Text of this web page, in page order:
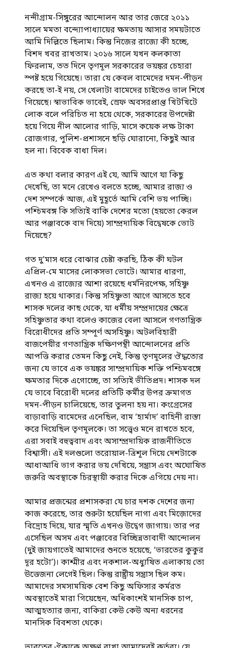
নন্দীগ্রাম-সিঙ্গুরের আন্দোলন আর তার জেরে ২০১১
সালে মমতা বন্দ্যোপাধ্যায়ের ক্ষমতায় আসার সময়টাতে
আমি দিল্লিতে ছিলাম। কিন্তু নিজের রাজ্যে কী হচ্ছে,
বিশদ খবর রাখতাম। ২০১৬ সালে যখন কলকাতা
ফিরলাম, তত দিনে তৃণমূল সরকারের ভয়ঙ্কর চেহারা
স্পষ্ট হয়ে গিয়েছে। তারা যে কেবল বামেদের দমন-পীড়ন
করছে তা-ই নয়, সে খেলাটা বামেদের চাইতেও ভাল শিখে
গিয়েছে। স্বাভাবিক ভাবেই, স্রেফ অবসরপ্রাপ্ত খিটখিটে
লোক বলে পরিচিত না হয়ে থেকে, সরকারের উপদেষ্টা
হয়ে গিয়ে নীল আলোর গাড়ি, মাসে কয়েক লক্ষ টাকা
রোজগার, পুলিশ-প্রশাসনে ছড়ি ঘোরানো, কিছুই আর
হল না। বিবেক বাধা দিল।
এত কথা বলার কারণ এই যে, আমি আগে যা কিছু
দেখেছি, তা মনে রেখেও বলতে হচ্ছে, আমার রাজ্য ও
দেশ সম্পর্কে আজ, এই মুহূর্তে আমি বেশি ভয় পাচ্ছি।
পশ্চিমবঙ্গ কি সত্যিই বাকি দেশের মতো (হয়তো কেরল
আর পঞ্জাবকে বাদ দিয়ে) সাম্প্রদায়িক বিদ্বেষকে ভোট
দিয়েছে?
গত দু’মাস ধরে বোঝার চেষ্টা করছি, ঠিক কী ঘটল
এপ্রিল-মে মাসের লোকসভা ভোটে। আমার ধারণা,
এখনও এ রাজ্যের আশা রয়েছে ধর্মনিরপেক্ষ, সহিষ্ণু
রাজ্য হয়ে থাকার। কিন্তু সহিষ্ণুতা আগে আসতে হবে
শাসক দলের কাছ থেকে, যা ধর্মীয় সম্প্রদায়ের ক্ষেত্রে
সহিষ্ণুতার কথা বলেও কাজের বেলা আসলে গণতান্ত্রিক
বিরোধীদের প্রতি সম্পূর্ণ অসহিষ্ণু। অটলবিহারী
বাজপেয়ীর গণতান্ত্রিক দক্ষিণপন্থী আন্দোলনের প্রতি
আপত্তি করার তেমন কিছু নেই, কিন্তু তৃণমূলের ঔদ্ধত্যের
জন্য যে ভাবে এক ভয়ঙ্কর সাম্প্রদায়িক শক্তি পশ্চিমবঙ্গে
ক্ষমতার দিকে এগোচ্ছে, তা সত্যিই ভীতিপ্রদ। শাসক দল
যে ভাবে বিরোধী দলের প্রতিটি কর্মীর উপর ক্রমাগত
দমন-পীড়ন চালিয়েছে, তার তুলনা হয় না। কংগ্রেসের
বাড়াবাড়ি বামেদের এনেছিল, বাম ‘হার্মাদ’ বাহিনী রাস্তা
করে দিয়েছিল তৃণমূলকে। তা সত্ত্বেও মনে রাখতে হবে,
এরা সবাই বহুত্ববাদ এবং অসাম্প্রদায়িক রাজনীতিতে
বিশ্বাসী। এই দলগুলো তরোয়াল-ত্রিশূল দিয়ে দেশটাকে
আধাআধি ভাগ করার ভয় দেখিয়ে, সন্ত্রাস এবং অঘোষিত
জরুরি অবস্থাকে চিরস্থায়ী করার দিকে এগিয়ে দেয় না।
আমার প্রজন্মের প্রশাসকরা যে চার দশক দেশের জন্য
কাজ করেছে, তার শুরুটা হয়েছিল নাগা এবং মিজ়োদের
বিদ্রোহ দিয়ে, যার স্মৃতি এখনও উদ্বেগ জাগায়। তার পর
এসেছিল অসম এবং পঞ্জাবের বিচ্ছিন্নতাবাদী আন্দোলন
(দুই জায়গাতেই আমাদের শুনতে হয়েছে, ‘ভারতের কুকুর
দূর হটো’)। কাশ্মীর এবং নকশাল-অধ্যুষিত এলাকায় তো
উত্তেজনা লেগেই ছিল। কিন্তু রাষ্ট্রীয় সন্ত্রাস ছিল কম।
আমাদের সমসাময়িক বেশ কিছু অফিসার কর্মরত
অবস্থাতেই মারা গিয়েছেন, অধিকাংশই মানসিক চাপ,
আত্মহত্যার জন্য, বাকিরা কেউ কেউ অন্য ধরনের
মানসিক বিবশতা থেকে।